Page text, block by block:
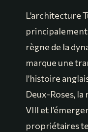
L’architecture
principalement
règne de la
marque une
l’histoire
Deux-Roses,
VIII et
propriétaires